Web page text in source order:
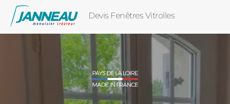
Devis Fenêtres Vitrolles